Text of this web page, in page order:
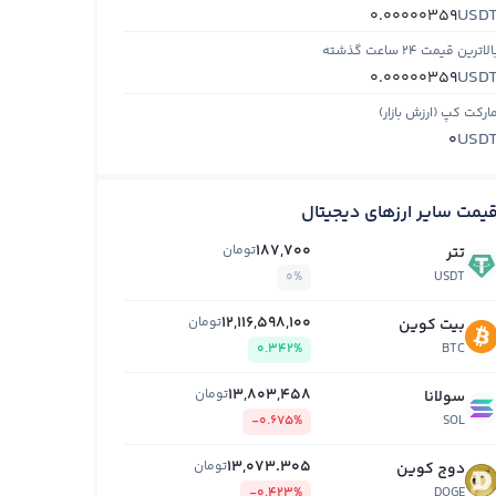
0.00000359
قیمت ۲۴ ساعت گذشته
0.00000359
مارکت کپ (ارزش بازار)
0
قیمت سایر ارزهای دیجیتال
تتر
USDT
187,700تومان
0%
بیت کوین
BTC
12,116,598,100تومان
0.342%
سولانا
SOL
13,803,458تومان
-0.675%
دوج کوین 13,073.305تومان